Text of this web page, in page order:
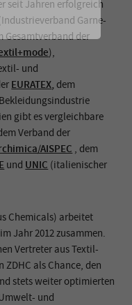
seit Jahren erfolgreich
Garne-
Gesamtverband der
),
und
EURATEX, dem
gibt es vergleichbare
Verband der
AISPEC , dem
und UNIC (italienischer
Chemicals) arbeitet
Jahr 2012 zusammen.
Vertreter aus Textil-
als Chance, den
stets weiter optimierten
und